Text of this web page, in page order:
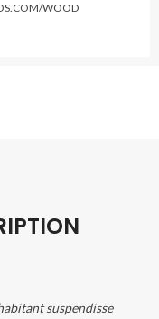
WOOD
suspendisse